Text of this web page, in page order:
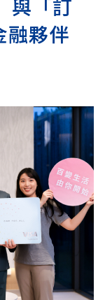
與「訂
融夥伴